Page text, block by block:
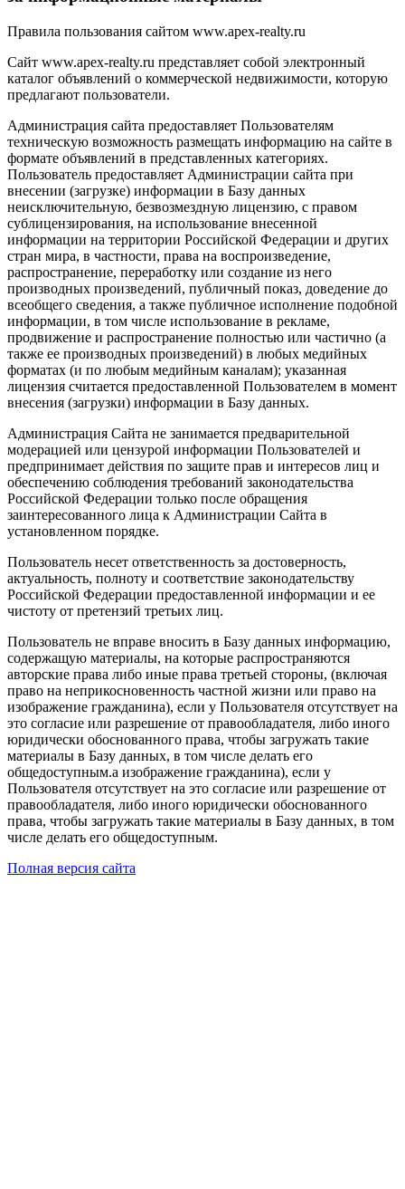
Правила пользования сайтом www.apex-realty.ru
Сайт www.apex-realty.ru представляет собой электронный
каталог объявлений о коммерческой недвижимости, которую
предлагают пользователи.
Администрация сайта предоставляет Пользователям
техническую возможность размещать информацию на сайте в
формате объявлений в представленных категориях.
Пользователь предоставляет Администрации сайта при
внесении (загрузке) информации в Базу данных
неисключительную, безвозмездную лицензию, с правом
сублицензирования, на использование внесенной
информации на территории Российской Федерации и других
стран мира, в частности, права на воспроизведение,
распространение, переработку или создание из него
производных произведений, публичный показ, доведение до
всеобщего сведения, а также публичное исполнение подобной
информации, в том числе использование в рекламе,
продвижение и распространение полностью или частично (а
также ее производных произведений) в любых медийных
форматах (и по любым медийным каналам); указанная
лицензия считается предоставленной Пользователем в момент
внесения (загрузки) информации в Базу данных.
Администрация Сайта не занимается предварительной
модерацией или цензурой информации Пользователей и
предпринимает действия по защите прав и интересов лиц и
обеспечению соблюдения требований законодательства
Российской Федерации только после обращения
заинтересованного лица к Администрации Сайта в
установленном порядке.
Пользователь несет ответственность за достоверность,
актуальность, полноту и соответствие законодательству
Российской Федерации предоставленной информации и ее
чистоту от претензий третьих лиц.
Пользователь не вправе вносить в Базу данных информацию,
содержащую материалы, на которые распространяются
авторские права либо иные права третьей стороны, (включая
право на неприкосновенность частной жизни или право на
изображение гражданина), если у Пользователя отсутствует на
это согласие или разрешение от правообладателя, либо иного
юридически обоснованного права, чтобы загружать такие
материалы в Базу данных, в том числе делать его
общедоступным.а изображение гражданина), если у
Пользователя отсутствует на это согласие или разрешение от
правообладателя, либо иного юридически обоснованного
права, чтобы загружать такие материалы в Базу данных, в том
числе делать его общедоступным.
Полная версия сайта